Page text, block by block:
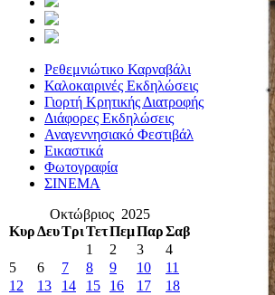
Ρεθεμνιώτικο Καρναβάλι
Καλοκαιρινές Εκδηλώσεις
Γιορτή Κρητικής Διατροφής
Διάφορες Εκδηλώσεις
Αναγεννησιακό Φεστιβάλ
Εικαστικά
Φωτογραφία
ΣΙΝΕΜΑ
Οκτώβριος 2025
ΚυρΔευΤριΤετΠεμΠαρΣαβ
1
2 3
4
5
6 7 8 9 10
11
12
13 14 15 16 17
18